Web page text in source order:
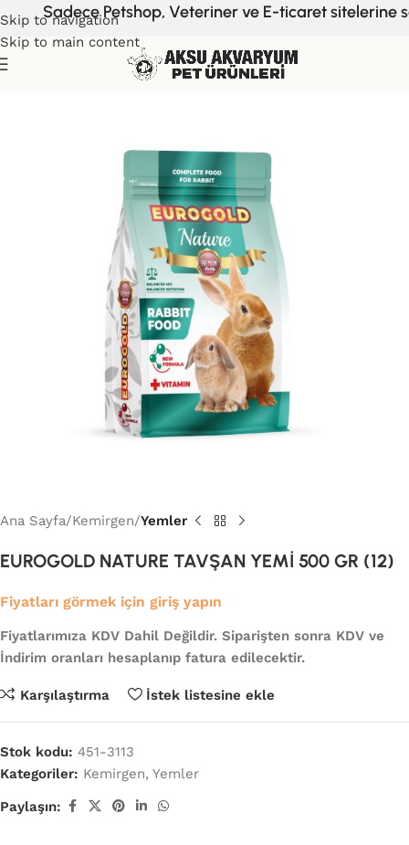
Skip to navigation
Skip to main content
Sadece Petshop, Veteriner ve E-ticaret sitelerine
Ana Sayfa Kemirgen Yemler
EUROGOLD NATURE TAVŞAN YEMİ 500 GR (12)
Fiyatları görmek için giriş yapın
Fiyatlarımıza KDV Dahil Değildir. Siparişten sonra KDV ve
İndirim oranları hesaplanıp fatura edilecektir.
Karşılaştırma İstek listesine ekle
Stok kodu: 451-3113
Kategoriler: Kemirgen, Yemler
Paylaşın: